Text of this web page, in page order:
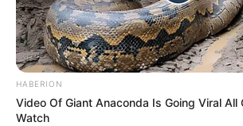
The Influencer Who Went Viral For
BRAINBERRIES
HABERION
Video Of Giant Anaconda Is Going Viral All
Watch